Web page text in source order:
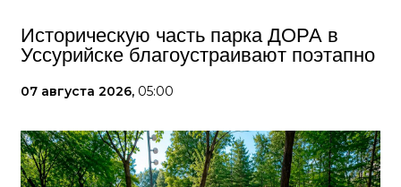
Историческую часть парка ДОРА в
Уссурийске благоустраивают поэтапно
07 августа 2026, 05:00